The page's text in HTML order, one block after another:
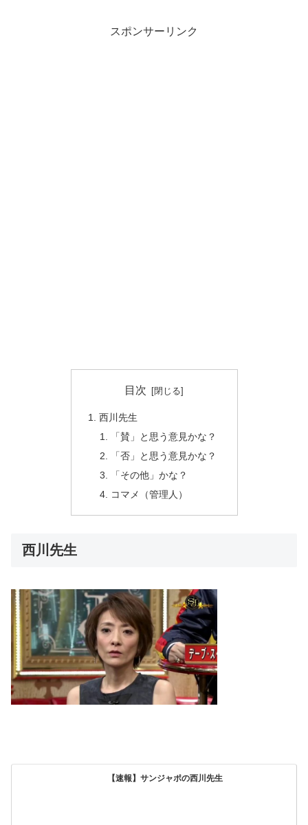
スポンサーリンク
目次
西川先生
「賛」と思う意見かな？
「否」と思う意見かな？
「その他」かな？
コマメ（管理人）
西川先生
【速報】サンジャポの西川先生